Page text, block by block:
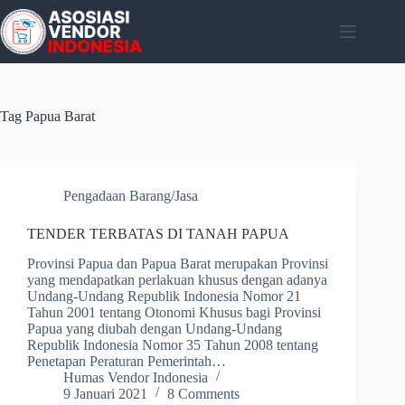
Skip
to
content
Tag Papua Barat
Pengadaan Barang/Jasa
TENDER TERBATAS DI TANAH PAPUA
Provinsi Papua dan Papua Barat merupakan Provinsi
yang mendapatkan perlakuan khusus dengan adanya
Undang-Undang Republik Indonesia Nomor 21
Tahun 2001 tentang Otonomi Khusus bagi Provinsi
Papua yang diubah dengan Undang-Undang
Republik Indonesia Nomor 35 Tahun 2008 tentang
Penetapan Peraturan Pemerintah…
Humas Vendor Indonesia
9 Januari 2021
8 Comments